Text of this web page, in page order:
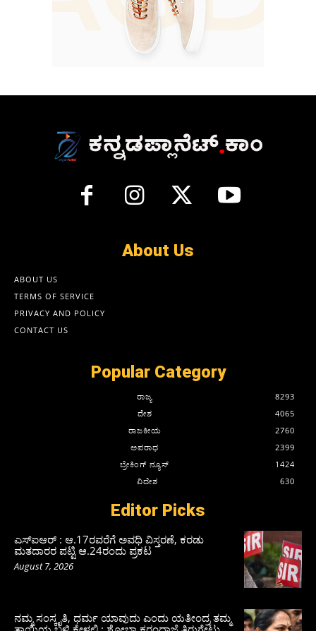
About Us
ABOUT US
TERMS OF SERVICE
PRIVACY AND POLICY
CONTACT US
Popular Category
ರಾಜ್ಯ
8293
ದೇಶ
4065
ರಾಜಕೀಯ
2760
ಅಪರಾಧ
2399
ಬ್ರೇಕಿಂಗ್ ನ್ಯೂಸ್
1424
ವಿದೇಶ
630
Editor Picks
ಎಸ್‌ಐಆರ್‌ : ಆ.17ರವರೆಗೆ ಅವಧಿ ವಿಸ್ತರಣೆ, ಕರಡು
ಮತದಾರರ ಪಟ್ಟಿ ಆ.24ರಂದು ಪ್ರಕಟ
August 7, 2026
ನಮ್ಮ ಸಂಸ್ಕೃತಿ, ಧರ್ಮ ಯಾವುದು ಎಂದು ಯತೀಂದ್ರ ತಮ್ಮ